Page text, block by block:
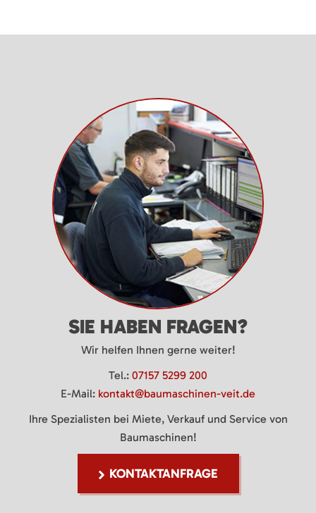
SIE HABEN FRAGEN?
Wir helfen Ihnen gerne weiter!
Tel.: 07157 5299 200
E-Mail: kontakt@baumaschinen-veit.de
Ihre Spezialisten bei Miete, Verkauf und Service von
Baumaschinen!
KONTAKTANFRAGE